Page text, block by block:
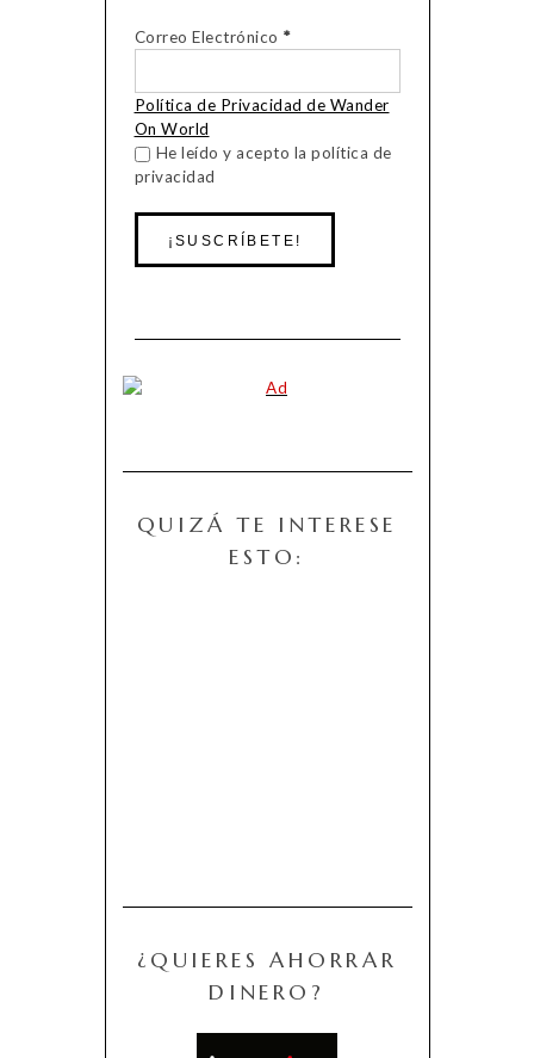
Correo Electrónico *
Política de Privacidad de Wander
On World
He leído y acepto la política de
privacidad
QUIZÁ TE INTERESE
ESTO:
¿QUIERES AHORRAR
DINERO?